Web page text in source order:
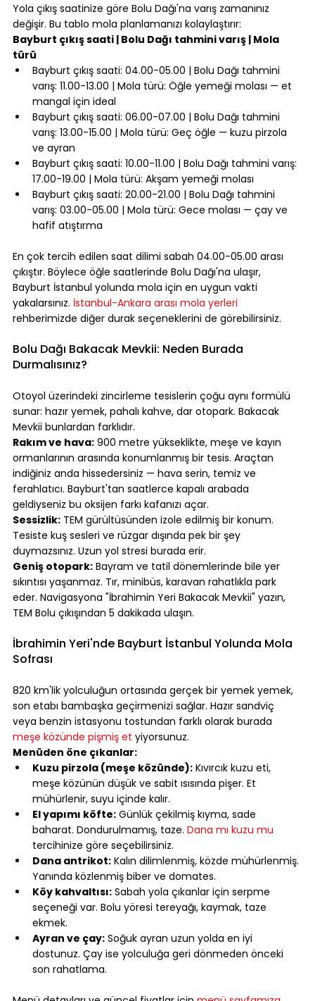
Yola çıkış saatinize göre Bolu Dağı'na varış zamanınız
değişir. Bu tablo mola planlamanızı kolaylaştırır:
Bayburt çıkış saati | Bolu Dağı tahmini varış | Mola
türü
Bayburt çıkış saati: 04.00-05.00 | Bolu Dağı tahmini
varış: 11.00-13.00 | Mola türü: Öğle yemeği molası — et
mangal için ideal
Bayburt çıkış saati: 06.00-07.00 | Bolu Dağı tahmini
varış: 13.00-15.00 | Mola türü: Geç öğle — kuzu pirzola
ve ayran
Bayburt çıkış saati: 10.00-11.00 | Bolu Dağı tahmini varış:
17.00-19.00 | Mola türü: Akşam yemeği molası
Bayburt çıkış saati: 20.00-21.00 | Bolu Dağı tahmini
varış: 03.00-05.00 | Mola türü: Gece molası — çay ve
hafif atıştırma
En çok tercih edilen saat dilimi sabah 04.00-05.00 arası
çıkıştır. Böylece öğle saatlerinde Bolu Dağı'na ulaşır,
Bayburt İstanbul yolunda mola için en uygun vakti
yakalarsınız. İstanbul-Ankara arası mola yerleri
rehberimizde diğer durak seçeneklerini de görebilirsiniz.
Bolu Dağı Bakacak Mevkii: Neden Burada
Durmalısınız?
Otoyol üzerindeki zincirleme tesislerin çoğu aynı formülü
sunar: hazır yemek, pahalı kahve, dar otopark. Bakacak
Mevkii bunlardan farklıdır.
Rakım ve hava: 900 metre yükseklikte, meşe ve kayın
ormanlarının arasında konumlanmış bir tesis. Araçtan
indiğiniz anda hissedersiniz — hava serin, temiz ve
ferahlatıcı. Bayburt'tan saatlerce kapalı arabada
geldiyseniz bu oksijen farkı kafanızı açar.
Sessizlik: TEM gürültüsünden izole edilmiş bir konum.
Tesiste kuş sesleri ve rüzgar dışında pek bir şey
duymazsınız. Uzun yol stresi burada erir.
Geniş otopark: Bayram ve tatil dönemlerinde bile yer
sıkıntısı yaşanmaz. Tır, minibüs, karavan rahatlıkla park
eder. Navigasyona "İbrahimin Yeri Bakacak Mevkii" yazın,
TEM Bolu çıkışından 5 dakikada ulaşın.
İbrahimin Yeri'nde Bayburt İstanbul Yolunda Mola
Sofrası
820 km'lik yolculuğun ortasında gerçek bir yemek yemek,
son etabı bambaşka geçirmenizi sağlar. Hazır sandviç
veya benzin istasyonu tostundan farklı olarak burada
meşe közünde pişmiş et yiyorsunuz.
Menüden öne çıkanlar:
Kuzu pirzola (meşe közünde): Kıvırcık kuzu eti,
meşe közünün düşük ve sabit ısısında pişer. Et
mühürlenir, suyu içinde kalır.
El yapımı köfte: Günlük çekilmiş kıyma, sade
baharat. Dondurulmamış, taze. Dana mı kuzu mu
tercihinize göre seçebilirsiniz.
Dana antrikot: Kalın dilimlenmiş, közde mühürlenmiş.
Yanında közlenmiş biber ve domates.
Köy kahvaltısı: Sabah yola çıkanlar için serpme
seçeneği var. Bolu yöresi tereyağı, kaymak, taze
ekmek.
Ayran ve çay: Soğuk ayran uzun yolda en iyi
dostunuz. Çay ise yolculuğa geri dönmeden önceki
son rahatlama.